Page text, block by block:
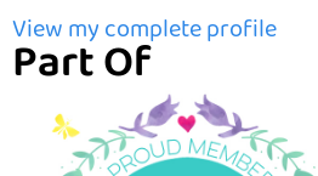
View my complete profile
Part Of